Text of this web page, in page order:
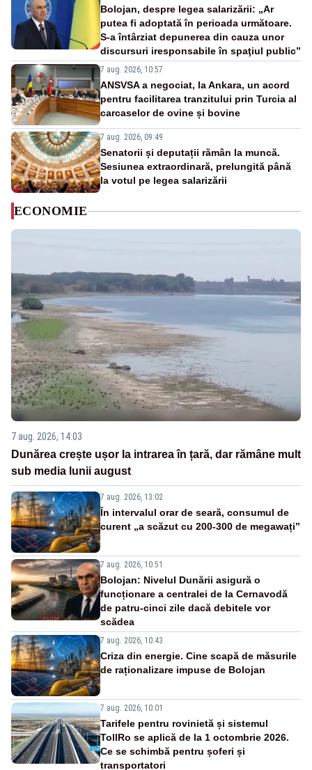
Bolojan, despre legea salarizării: „Ar
putea fi adoptată în perioada următoare.
S-a întârziat depunerea din cauza unor
discursuri iresponsabile în spaţiul public”
7 aug. 2026, 10:57
ANSVSA a negociat, la Ankara, un acord
pentru facilitarea tranzitului prin Turcia al
carcaselor de ovine și bovine
7 aug. 2026, 09:49
Senatorii și deputații rămân la muncă.
Sesiunea extraordinară, prelungită până
la votul pe legea salarizării
ECONOMIE
7 aug. 2026, 14:03
Dunărea crește ușor la intrarea în țară, dar rămâne mult
sub media lunii august
7 aug. 2026, 13:02
În intervalul orar de seară, consumul de
curent „a scăzut cu 200-300 de megawați”
7 aug. 2026, 10:51
Bolojan: Nivelul Dunării asigură o
funcționare a centralei de la Cernavodă
de patru-cinci zile dacă debitele vor
scădea
7 aug. 2026, 10:43
Criza din energie. Cine scapă de măsurile
de raționalizare impuse de Bolojan
7 aug. 2026, 10:01
Tarifele pentru rovinietă și sistemul
TollRo se aplică de la 1 octombrie 2026.
Ce se schimbă pentru șoferi și
transportatori